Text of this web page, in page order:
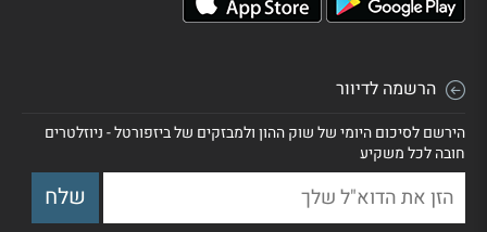
הרשמה לדיוור
הירשם לסיכום היומי של שוק ההון ולמבזקים של ביזפורטל - ניוזלטרים
חובה לכל משקיע